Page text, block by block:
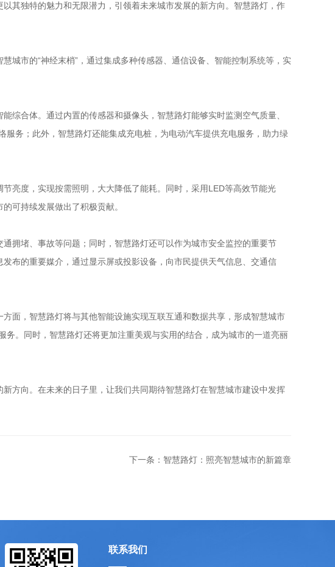
其独特的魅力和无限潜力，引领着未来城市发展的新方向。智慧路灯，作
城市的“神经末梢”，通过集成多种传感器、通信设备、智能控制系统等，实
综合体。通过内置的传感器和摄像头，智慧路灯能够实时监测空气质量、
务；此外，智慧路灯还能集成充电桩，为电动汽车提供充电服务，助力绿
亮度，实现按需照明，大大降低了能耗。同时，采用LED等高效节能光
可持续发展做出了积极贡献。
拥堵、事故等问题；同时，智慧路灯还可以作为城市安全监控的重要节
布的重要媒介，通过显示屏或投影设备，向市民提供天气信息、交通信
面，智慧路灯将与其他智能设施实现互联互通和数据共享，形成智慧城市
。同时，智慧路灯还将更加注重美观与实用的结合，成为城市的一道亮丽
方向。在未来的日子里，让我们共同期待智慧路灯在智慧城市建设中发挥
下一条：智慧路灯：照亮智慧城市的新篇章
联系我们